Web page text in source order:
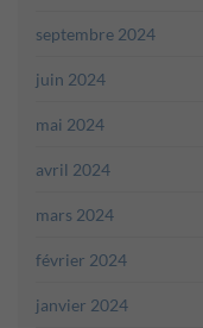
septembre 2024
juin 2024
mai 2024
avril 2024
mars 2024
février 2024
janvier 2024